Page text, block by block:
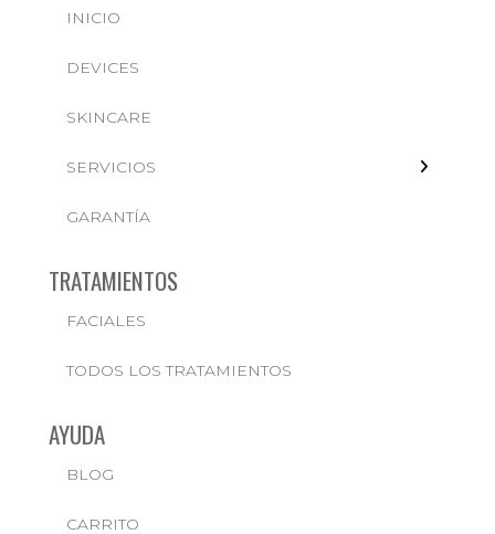
INICIO
DEVICES
SKINCARE
SERVICIOS
← BACK
FACIALES
GARANTÍA
TRATAMIENTOS
FACIALES
TODOS LOS TRATAMIENTOS
AYUDA
BLOG
CARRITO